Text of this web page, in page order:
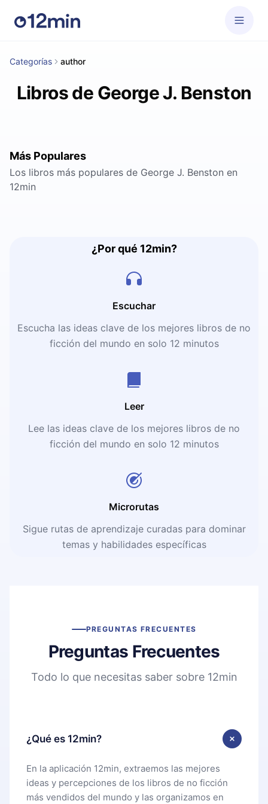
Categorías author
Libros de George J. Benston
Más Populares
Los libros más populares de George J. Benston en
12min
¿Por qué 12min?
Escuchar
Escucha las ideas clave de los mejores libros de no
ficción del mundo en solo 12 minutos
Leer
Lee las ideas clave de los mejores libros de no
ficción del mundo en solo 12 minutos
Microrutas
Sigue rutas de aprendizaje curadas para dominar
temas y habilidades específicas
PREGUNTAS FRECUENTES
Preguntas Frecuentes
Todo lo que necesitas saber sobre 12min
¿Qué es 12min?
En la aplicación 12min, extraemos las mejores
ideas y percepciones de los libros de no ficción
más vendidos del mundo y las organizamos en